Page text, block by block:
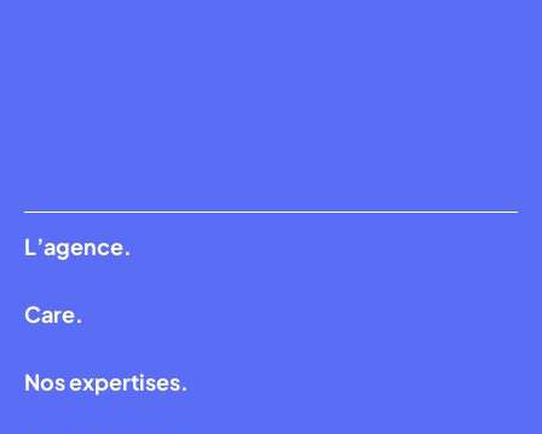
L’agence.
Care.
Nos expertises.